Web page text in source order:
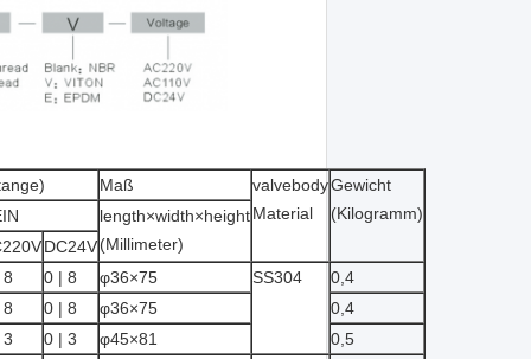
Maß
valvebody
Material
Gewicht
(Kilogramm)
length×width×height
(Millimeter)
DC24V
0 | 8 φ36×75 SS304
0,4
0 | 8 φ36×75
0,4
0 | 3 φ45×81
0,5